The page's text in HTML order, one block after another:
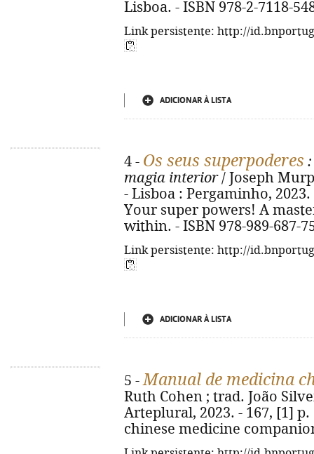
Lisboa. - ISBN 978-2-7118-
Link persistente: http://
ADICIONAR À LISTA
4 - Os seus superpoderes
magia interior/ Joseph
- Lisboa : Pergaminho,
Your super powers! A
within. - ISBN 978-989-687-
Link persistente: http://
ADICIONAR À LISTA
5 -Manual de medicina
Ruth Cohen ; trad. João
Arteplural, 2023. - 167, [1]
chinese medicine